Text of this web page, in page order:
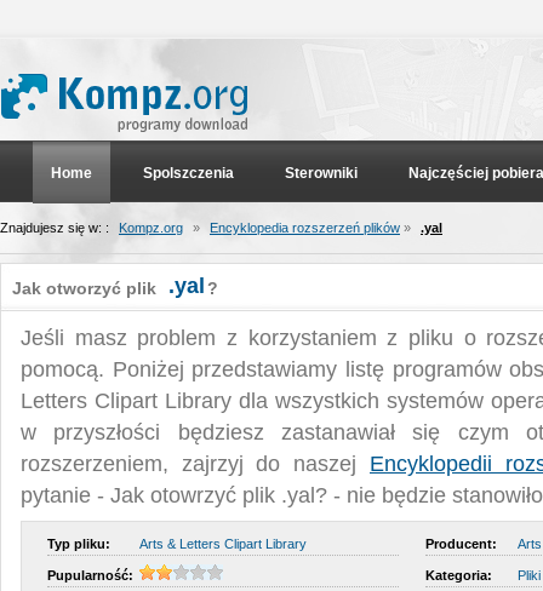
Home Spolszczenia Sterowniki Najczęściej
Znajdujesz się w: : Kompz.org » Encyklopedia rozszerzeń plików » .yal
Jak otworzyć plik .yal ?
Jeśli masz problem z korzystaniem z pliku o
pomocą. Poniżej przedstawiamy listę programów
Letters Clipart Library dla wszystkich systemów
w przyszłości będziesz zastanawiał się czym
rozszerzeniem, zajrzyj do naszej Encyklopedii
pytanie - Jak otowrzyć plik .yal? - nie będzie
Typ pliku: Arts & Letters Clipart Library Producent:
Pupularność: Kategoria: